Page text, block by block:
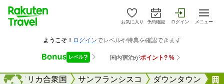
お気に入り 予約確認 ログイン メニュー
アメリカ合衆国 サンフランシスコ ダウンタウン
海外